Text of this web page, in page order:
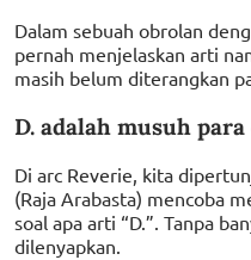
Dalam sebuah obrolan
pernah menjelaskan arti
masih belum diterangkan
D. adalah musuh para
Di arc Reverie, kita
(Raja Arabasta) mencoba
soal apa arti “D.”. Tanpa
dilenyapkan.